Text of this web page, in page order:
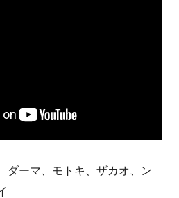
ダーマ、モトキ、ザカオ、ン